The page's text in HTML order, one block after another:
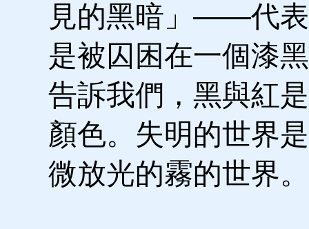
見的黑暗」——代
是被囚困在一個漆
告訴我們，黑與紅
顏色。失明的世界
微放光的霧的世界。